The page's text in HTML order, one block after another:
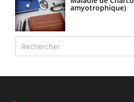
amyotrophique)